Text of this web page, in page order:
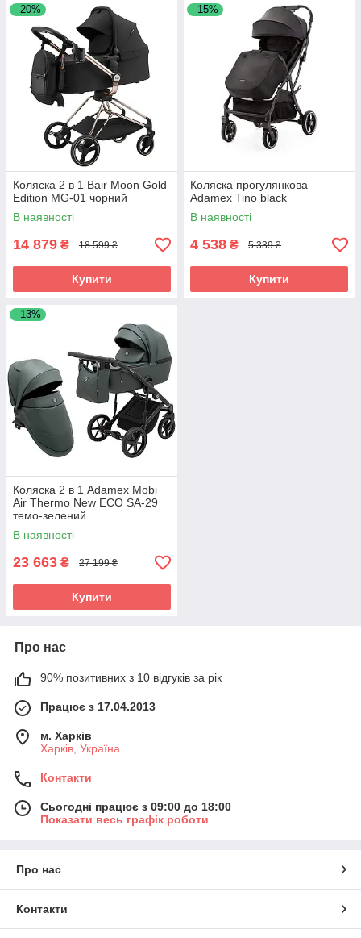
–20%
Коляска 2 в 1 Bair Moon Gold
Edition MG-01 чорний
В наявності
14 879 ₴ 18 599 ₴
Купити
–15%
Коляска прогулянкова
Adamex Tino black
В наявності
4 538 ₴ 5 339 ₴
Купити
–13%
Коляска 2 в 1 Adamex Mobi
Air Thermo New ECO SA-29
темо-зелений
В наявності
23 663 ₴ 27 199 ₴
Купити
Про нас
90% позитивних з 10 відгуків за рік
Працює з 17.04.2013
м. Харків
Харків, Україна
Контакти
Сьогодні працює з 09:00 до 18:00
Показати весь графік роботи
Про нас
Контакти